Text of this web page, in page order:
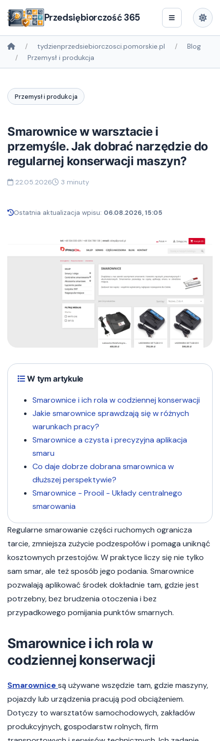
Przedsiębiorczość 365
tydzienprzedsiebiorczosci.pomorskie.pl
Blog
Przemysł i produkcja
Przemysł i produkcja
Smarownice w warsztacie i
przemyśle. Jak dobrać narzędzie do
regularnej konserwacji maszyn?
22.05.2026 3 minuty
Ostatnia aktualizacja wpisu: 06.08.2026, 15:05
W tym artykule
Smarownice i ich rola w codziennej konserwacji
Jakie smarownice sprawdzają się w różnych
warunkach pracy?
Smarownice a czysta i precyzyjna aplikacja
smaru
Co daje dobrze dobrana smarownica w
dłuższej perspektywie?
Smarownice - Prooil - Układy centralnego
smarowania
Regularne smarowanie części ruchomych ogranicza
tarcie, zmniejsza zużycie podzespołów i pomaga uniknąć
kosztownych przestojów. W praktyce liczy się nie tylko
sam smar, ale też sposób jego podania. Smarownice
pozwalają aplikować środek dokładnie tam, gdzie jest
potrzebny, bez brudzenia otoczenia i bez
przypadkowego pomijania punktów smarnych.
Smarownice i ich rola w
codziennej konserwacji
Smarownicesą używane wszędzie tam, gdzie maszyny,
pojazdy lub urządzenia pracują pod obciążeniem.
Dotyczy to warsztatów samochodowych, zakładów
produkcyjnych, gospodarstw rolnych, firm